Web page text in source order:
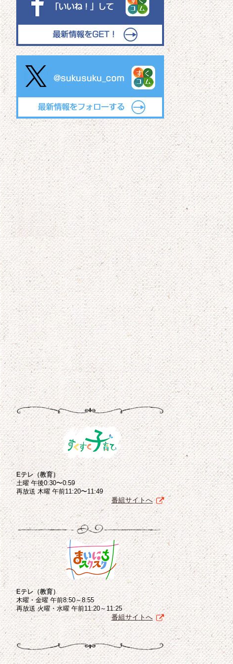
Eテレ（教育）
土曜 午後0:30〜0:59
再放送 木曜 午前11:20〜11:49
番組サイトへ
Eテレ（教育）
木曜・金曜 午前8:50～8:55
再放送 火曜・水曜 午前11:20～11:25
番組サイトへ